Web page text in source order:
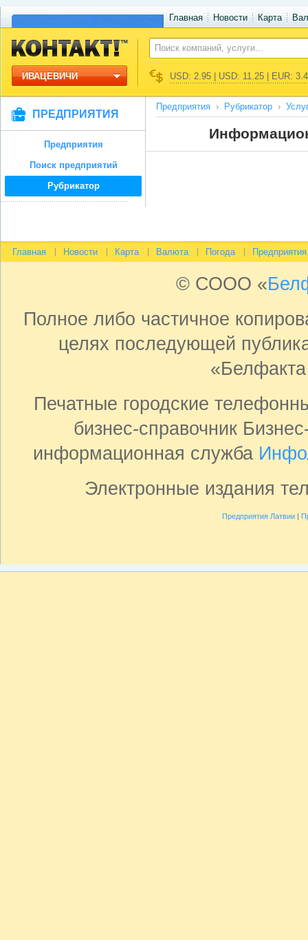
Главная Новости Карта
ИВАЦЕВИЧИ USD: 2.95 | USD: 11.25 | EUR:
ПРЕДПРИЯТИЯ
Предприятия
Поиск предприятий
Рубрикатор
Предприятия Рубрикатор
Главная Новости Карта Валюта Погода Предприятия
© СООО «
Полное либо частичное
целях последующей
Печатные городские
бизнес-справочник
информационная служба
Электронные издания
Предприятия Латвии|